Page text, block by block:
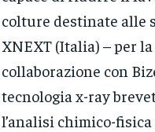
colture destinate alle
XNEXT (Italia) – per
collaborazione con
tecnologia x-ray
l’analisi chimico-